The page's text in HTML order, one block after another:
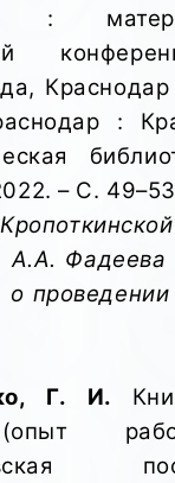
:
:
– С.
А.А. Фадеева
о
Г. И.